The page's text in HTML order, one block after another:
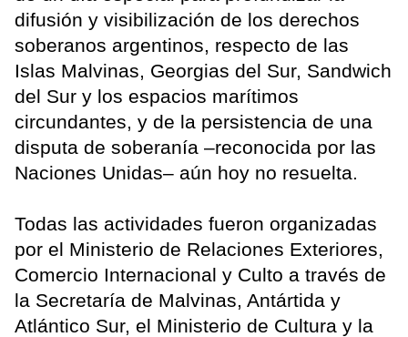
difusión y visibilización de los derechos
soberanos argentinos, respecto de las
Islas Malvinas, Georgias del Sur, Sandwich
del Sur y los espacios marítimos
circundantes, y de la persistencia de una
disputa de soberanía –reconocida por las
Naciones Unidas‒ aún hoy no resuelta.
Todas las actividades fueron organizadas
por el Ministerio de Relaciones Exteriores,
Comercio Internacional y Culto a través de
la Secretaría de Malvinas, Antártida y
Atlántico Sur, el Ministerio de Cultura y la